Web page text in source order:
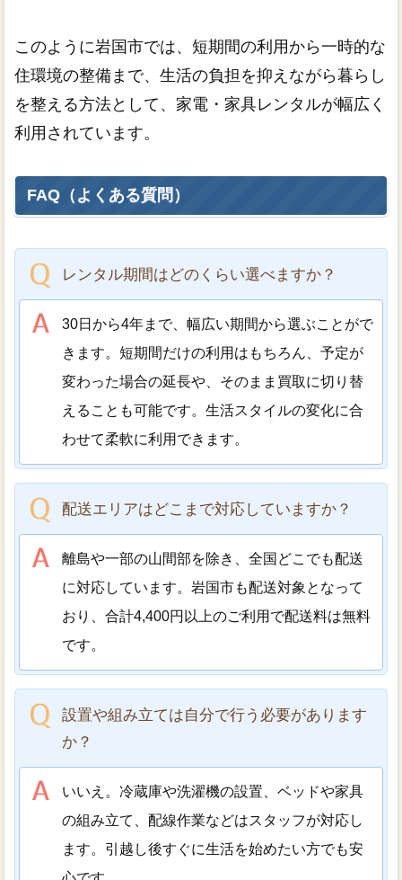
このように岩国市では、短期間の利用から一時的な
住環境の整備まで、生活の負担を抑えながら暮らし
を整える方法として、家電・家具レンタルが幅広く
利用されています。
FAQ（よくある質問）
レンタル期間はどのくらい選べますか？
30日から4年まで、幅広い期間から選ぶことがで
きます。短期間だけの利用はもちろん、予定が
変わった場合の延長や、そのまま買取に切り替
えることも可能です。生活スタイルの変化に合
わせて柔軟に利用できます。
配送エリアはどこまで対応していますか？
離島や一部の山間部を除き、全国どこでも配送
に対応しています。岩国市も配送対象となって
おり、合計4,400円以上のご利用で配送料は無料
です。
設置や組み立ては自分で行う必要があります
か？
いいえ。冷蔵庫や洗濯機の設置、ベッドや家具
の組み立て、配線作業などはスタッフが対応し
ます。引越し後すぐに生活を始めたい方でも安